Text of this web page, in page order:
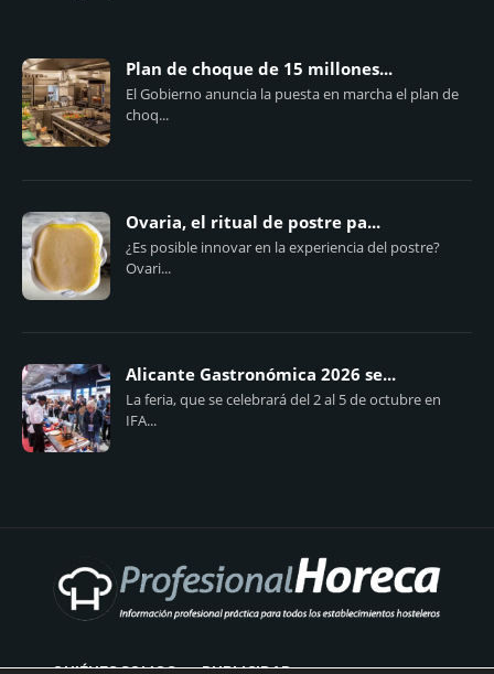
Plan de choque de 15 millones...
El Gobierno anuncia la puesta en marcha el plan de
choq...
Ovaria, el ritual de postre pa...
¿Es posible innovar en la experiencia del postre?
Ovari...
Alicante Gastronómica 2026 se...
La feria, que se celebrará del 2 al 5 de octubre en
IFA...